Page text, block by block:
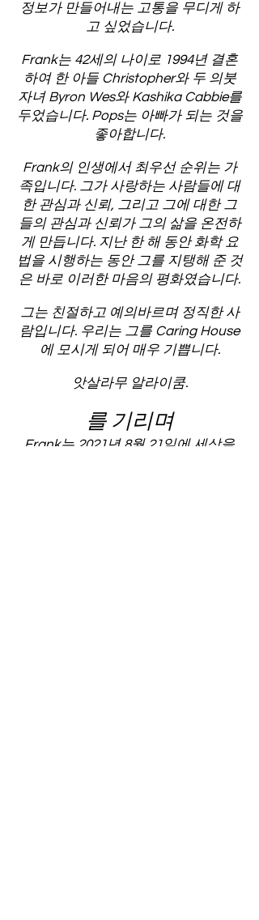
정보가 만들어내는 고통을 무디게 하
고 싶었습니다.
Frank는 42세의 나이로 1994년 결혼
하여 한 아들 Christopher와 두 의붓
자녀 Byron Wes와 Kashika Cabbie를
두었습니다. Pops는 아빠가 되는 것을
좋아합니다.
Frank의 인생에서 최우선 순위는 가
족입니다. 그가 사랑하는 사람들에 대
한 관심과 신뢰, 그리고 그에 대한 그
들의 관심과 신뢰가 그의 삶을 온전하
게 만듭니다. 지난 한 해 동안 화학 요
법을 시행하는 동안 그를 지탱해 준 것
은 바로 이러한 마음의 평화였습니다.
그는 친절하고 예의바르며 정직한 사
람입니다. 우리는 그를 Caring House
에 모시게 되어 매우 기쁩니다.
앗살라무 알라이쿰.
를 기리며
Frank는 2021년 8월 21일에 세상을